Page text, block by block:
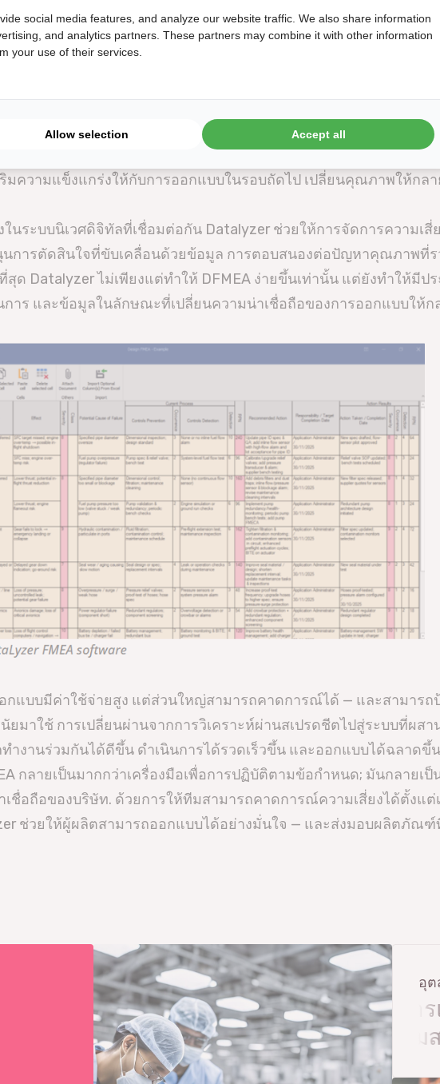
บบกับกระบวนการผลิต:ข้อมูลเชิงลึกจาก DFMEA ไหลเข้าสู่ PFMEA
กันที่ระบุไว้ระหว่างการออกแบบได้รับการนำไปใช้และตรวจสอบในโร
ผ่านการผสานรวมกับ SPC และ CAPA ทีมงานสามารถตรวจ
ระบวนการผลิตหรือไม่ และนำข้อมูลนั้นกลับไปใช้ในรอบการวิเคราะห์ค
นื่องนี้เปลี่ยน DFMEA จากการเป็นเพียงเอกสารครั้งเดียวให้กลายเป็นก
ความแข็งแกร่งให้กับการออกแบบในรอบถัดไป เปลี่ยนคุณภาพให้กล
ในระบบนิเวศดิจิทัลที่เชื่อมต่อกัน Datalyzer ช่วยให้การจัดการความเ
นการตัดสินใจที่ขับเคลื่อนด้วยข้อมูล การตอบสนองต่อปัญหาคุณภาพที่
สุด Datalyzer ไม่เพียงแต่ทำให้ DFMEA ง่ายขึ้นเท่านั้น แต่ยังทำให้มี
การ และข้อมูลในลักษณะที่เปลี่ยนความน่าเชื่อถือของการออกแบบให้ก
กแบบมีค่าใช้จ่ายสูง แต่ส่วนใหญ่สามารถคาดการณ์ได้ — และสามารถ
ยมาใช้ การเปลี่ยนผ่านจากการวิเคราะห์ผ่านสเปรดชีตไปสู่ระบบที่ผส
ำงานร่วมกันได้ดีขึ้น ดำเนินการได้รวดเร็วขึ้น และออกแบบได้ฉลาดขึ้น
กลายเป็นมากกว่าเครื่องมือเพื่อการปฏิบัติตามข้อกำหนด; มันกลายเ
ชื่อถือของบริษัท. ด้วยการให้ทีมสามารถคาดการณ์ความเสี่ยงได้ตั้งแ
ช่วยให้ผู้ผลิตสามารถออกแบบได้อย่างมั่นใจ — และส่งมอบผลิตภัณ
อุต
เภสัชกรรมอาหารแล
การป้องกันบรรจุภัณฑ์อาหารและเครื่อ
social media features, and analyze our website traffic. We also share information
and analytics partners. These partners may combine it with other information
your use of their services.
Allow selection Accept all